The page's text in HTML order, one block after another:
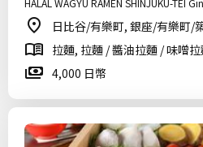
HALAL WAGYU RAMEN SHINJUKU-TEI
日比谷/有樂町, 銀座/有樂町/
拉麵, 拉麵 / 醬油拉麵 / 味噌
4,000 日幣